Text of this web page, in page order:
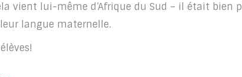
vient lui-même d’Afrique du Sud – il était bien
langue maternelle.